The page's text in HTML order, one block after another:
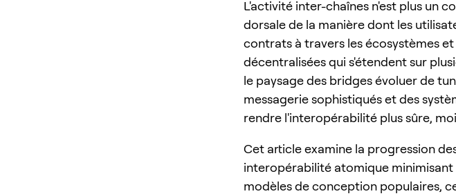
L'activité inter-chaînes n'est plus un
dorsale de la manière dont les
contrats à travers les écosystèmes
décentralisées qui s'étendent sur
le paysage des bridges évoluer de
messagerie sophistiqués et des
rendre l'interopérabilité plus sûre,
Cet article examine la progression
interopérabilité atomique
modèles de conception populaires,